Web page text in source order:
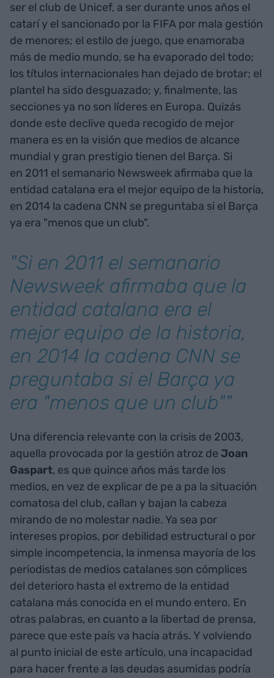
ser el club de Unicef, a ser durante unos años el
catarí y el sancionado por la FIFA por mala gestión
de menores; el estilo de juego, que enamoraba
más de medio mundo, se ha evaporado del todo;
los títulos internacionales han dejado de brotar; el
plantel ha sido desguazado; y, finalmente, las
secciones ya no son líderes en Europa. Quizás
donde este declive queda recogido de mejor
manera es en la visión que medios de alcance
mundial y gran prestigio tienen del Barça. Si
en 2011 el semanario Newsweek afirmaba que la
entidad catalana era el mejor equipo de la historia,
en 2014 la cadena CNN se preguntaba si el Barça
ya era "menos que un club".
"Si en 2011 el semanario
Newsweek afirmaba que la
entidad catalana era el
mejor equipo de la historia,
en 2014 la cadena CNN se
preguntaba si el Barça ya
era "menos que un club""
Una diferencia relevante con la crisis de 2003,
aquella provocada por la gestión atroz de Joan
Gaspart, es que quince años más tarde los
medios, en vez de explicar de pe a pa la situación
comatosa del club, callan y bajan la cabeza
mirando de no molestar nadie. Ya sea por
intereses propios, por debilidad estructural o por
simple incompetencia, la inmensa mayoría de los
periodistas de medios catalanes son cómplices
del deterioro hasta el extremo de la entidad
catalana más conocida en el mundo entero. En
otras palabras, en cuanto a la libertad de prensa,
parece que este país va hacia atrás. Y volviendo
al punto inicial de este artículo, una incapacidad
para hacer frente a las deudas asumidas podría